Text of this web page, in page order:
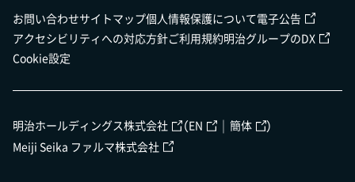
お問い合わせサイトマップ個人情報保護について電子公告
アクセシビリティへの対応方針ご利用規約明治グループのDX
Cookie設定
明治ホールディングス株式会社 （EN ｜ 簡体 ）
Meiji Seika ファルマ株式会社